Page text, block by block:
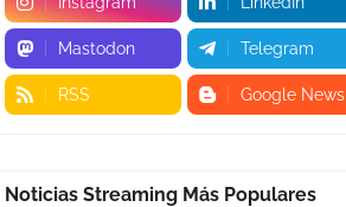
Mastodon Telegram
RSS Google News
Noticias Streaming Más Populares